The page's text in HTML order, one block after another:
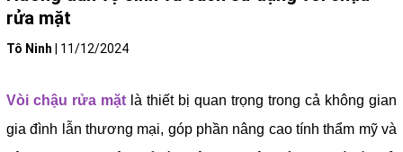
rửa mặt
Tô Ninh 11/12/2024
Vòi chậu rửa mặt là thiết bị quan trọng trong cả không gian
gia đình lẫn thương mại, góp phần nâng cao tính thẩm mỹ và